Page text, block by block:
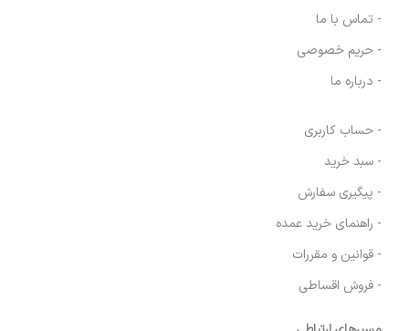
- تماس با ما
- حریم خصوصی
- درباره ما
- حساب کاربری
- سبد خرید
- پیگیری سفارش
- راهنمای خرید عمده
- قوانین و مقررات
- فروش اقساطی